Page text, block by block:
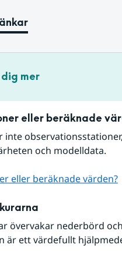
mer
eller beräknade
inte
och modelldata.
eller beräknade värden?
övervakar nederbörd
är ett värdefullt